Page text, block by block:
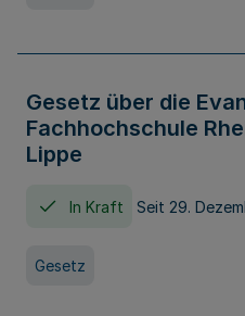
Gesetz über die
Fachhochschule
Lippe
In Kraft Seit 29.
Gesetz